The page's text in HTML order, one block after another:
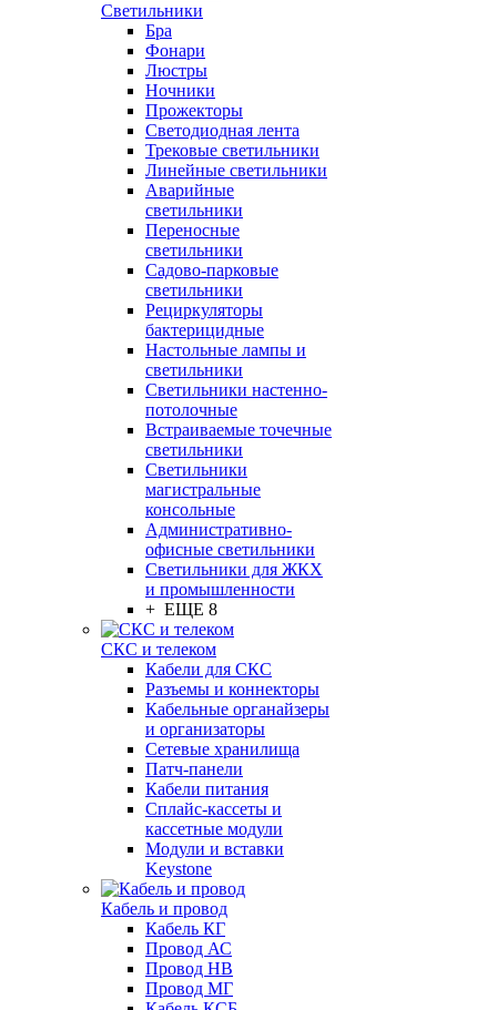
Светильники
Бра
Фонари
Люстры
Ночники
Прожекторы
Светодиодная лента
Трековые светильники
Линейные светильники
Аварийные
светильники
Переносные
светильники
Садово-парковые
светильники
Рециркуляторы
бактерицидные
Настольные лампы и
светильники
Светильники настенно-
потолочные
Встраиваемые точечные
светильники
Светильники
магистральные
консольные
Административно-
офисные светильники
Светильники для ЖКХ
и промышленности
+ ЕЩЕ 8
СКС и телеком
Кабели для СКС
Разъемы и коннекторы
Кабельные органайзеры
и организаторы
Сетевые хранилища
Патч-панели
Кабели питания
Сплайс-кассеты и
кассетные модули
Модули и вставки
Keystone
Кабель и провод
Кабель КГ
Провод АС
Провод НВ
Провод МГ